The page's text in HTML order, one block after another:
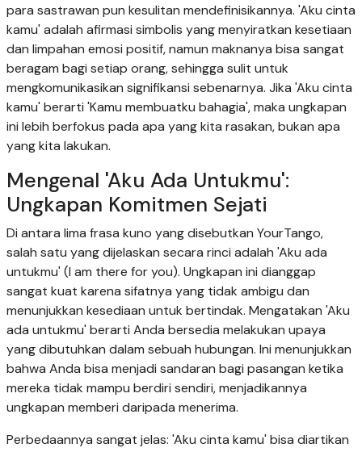
para sastrawan pun kesulitan mendefinisikannya. 'Aku cinta
kamu' adalah afirmasi simbolis yang menyiratkan kesetiaan
dan limpahan emosi positif, namun maknanya bisa sangat
beragam bagi setiap orang, sehingga sulit untuk
mengkomunikasikan signifikansi sebenarnya. Jika 'Aku cinta
kamu' berarti 'Kamu membuatku bahagia', maka ungkapan
ini lebih berfokus pada apa yang kita rasakan, bukan apa
yang kita lakukan.
Mengenal 'Aku Ada Untukmu':
Ungkapan Komitmen Sejati
Di antara lima frasa kuno yang disebutkan YourTango,
salah satu yang dijelaskan secara rinci adalah 'Aku ada
untukmu' (I am there for you). Ungkapan ini dianggap
sangat kuat karena sifatnya yang tidak ambigu dan
menunjukkan kesediaan untuk bertindak. Mengatakan 'Aku
ada untukmu' berarti Anda bersedia melakukan upaya
yang dibutuhkan dalam sebuah hubungan. Ini menunjukkan
bahwa Anda bisa menjadi sandaran bagi pasangan ketika
mereka tidak mampu berdiri sendiri, menjadikannya
ungkapan memberi daripada menerima.
Perbedaannya sangat jelas: 'Aku cinta kamu' bisa diartikan